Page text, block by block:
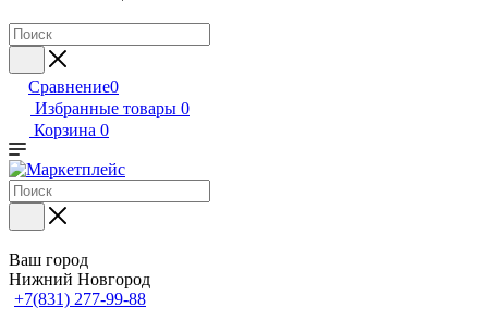
Сравнение0
Избранные товары 0
Корзина 0
Ваш город
Нижний Новгород
+7(831) 277-99-88